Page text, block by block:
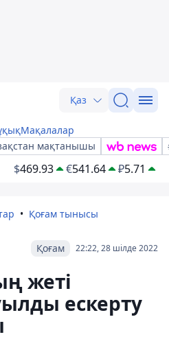
Қаз
Мақалалар
мақтанышы
$469.93 €541.64 ₽5.71
Қоғам тынысы
22:22, 28 шілде 2022
Қоғам
жеті
ескерту